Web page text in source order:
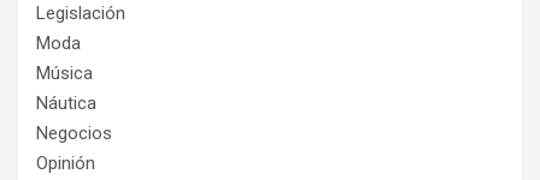
Legislación
Moda
Música
Náutica
Negocios
Opinión